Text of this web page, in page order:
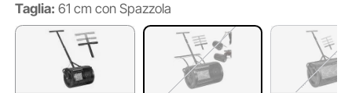
Taglia: 61 cm con Spazzola